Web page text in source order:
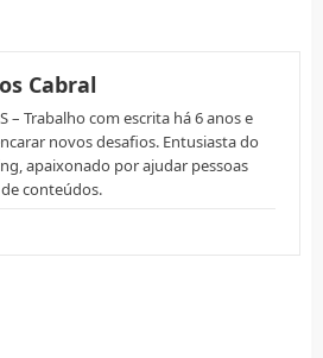
Cabral
– Trabalho com escrita há 6 anos e
novos desafios. Entusiasta do
apaixonado por ajudar pessoas
conteúdos.